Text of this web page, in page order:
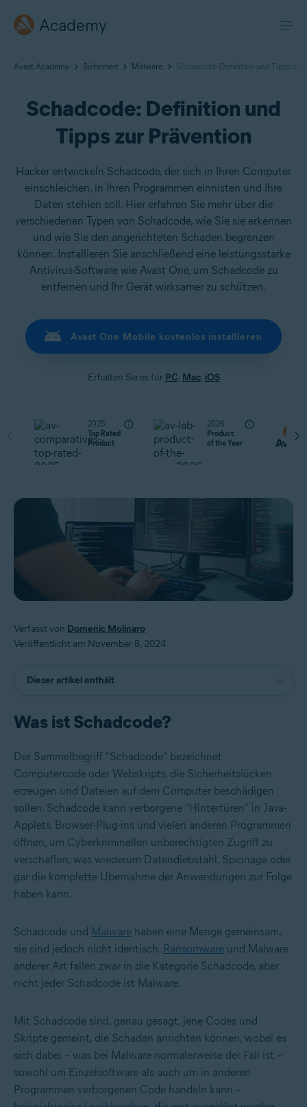
Academy
Avast Academy Sicherheit Malware Schadcode: Definition und Tipps zur
Schadcode: Definition und
Tipps zur Prävention
Hacker entwickeln Schadcode, der sich in Ihren Computer
einschleichen, in Ihren Programmen einnisten und Ihre
Daten stehlen soll. Hier erfahren Sie mehr über die
verschiedenen Typen von Schadcode, wie Sie sie erkennen
und wie Sie den angerichteten Schaden begrenzen
können. Installieren Sie anschließend eine leistungsstarke
Antivirus-Software wie Avast One, um Schadcode zu
entfernen und Ihr Gerät wirksamer zu schützen.
Avast One Mobile kostenlos installieren
Erhalten Sie es für PC, Mac, iOS
2025
Top Rated
Product
2026
Product
of the Year
Verfasst von Domenic Molinaro
Veröffentlicht am November 8, 2024
Dieser artikel enthält
Was ist Schadcode?
Der Sammelbegriff "Schadcode" bezeichnet
Computercode oder Webskripts, die Sicherheitslücken
erzeugen und Dateien auf dem Computer beschädigen
sollen. Schadcode kann verborgene "Hintertüren" in Java-
Applets, Browser-Plug-ins und vielen anderen Programmen
öffnen, um Cyberkriminellen unberechtigten Zugriff zu
verschaffen, was wiederum Datendiebstahl, Spionage oder
gar die komplette Übernahme der Anwendungen zur Folge
haben kann.
Schadcode und Malware haben eine Menge gemeinsam,
sie sind jedoch nicht identisch. Ransomware und Malware
anderer Art fallen zwar in die Kategorie Schadcode, aber
nicht jeder Schadcode ist Malware.
Mit Schadcode sind, genau gesagt, jene Codes und
Skripte gemeint, die Schaden anrichten können, wobei es
sich dabei – was bei Malware normalerweise der Fall ist –
sowohl um Einzelsoftware als auch um in anderen
Programmen verborgenen Code handeln kann –